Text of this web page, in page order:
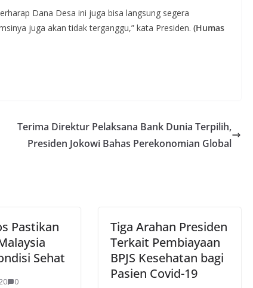
Dana Desa ini juga bisa langsung segera
juga akan tidak terganggu,” kata Presiden. (Humas
Terima Direktur Pelaksana Bank Dunia Terpilih,
Presiden Jokowi Bahas Perekonomian Global
Pastikan
Sehat
0
Tiga Arahan Presiden
Terkait Pembiayaan
BPJS Kesehatan bagi
Pasien Covid-19